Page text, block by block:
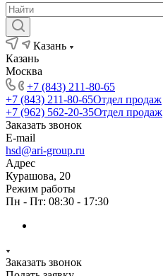
Казань
Казань
Москва
+7 (843) 211-80-65
+7 (843) 211-80-65Отдел продаж
+7 (962) 562-20-35Отдел продаж
Заказать звонок
E-mail
hsd@ari-group.ru
Адрес
Курашова, 20
Режим работы
Пн - Пт: 08:30 - 17:30
Заказать звонок